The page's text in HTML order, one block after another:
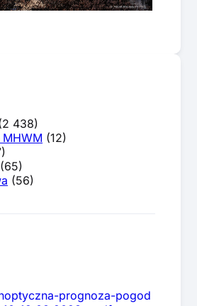
438)
(12)
(65)
(56)
prognoza-pogod